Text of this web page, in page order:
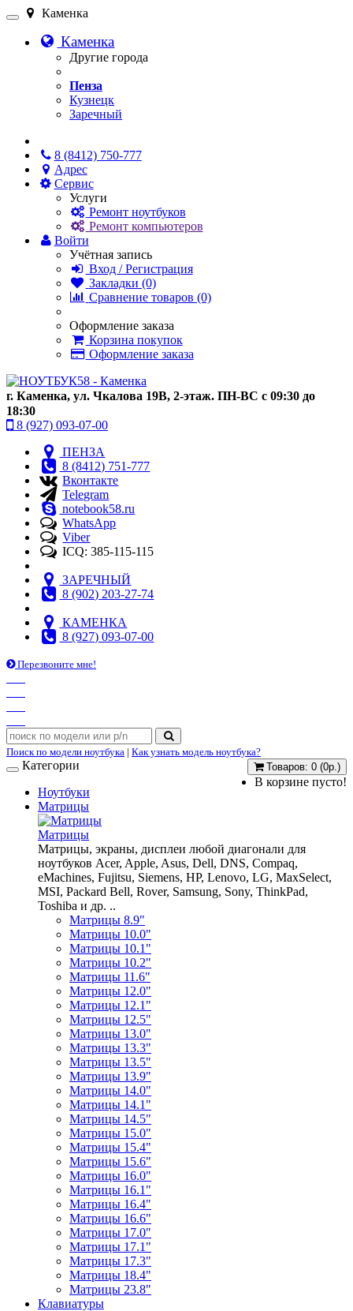
Каменка
Каменка
Другие города
Пенза
Кузнецк
Заречный
8 (8412) 750-777
Адрес
Сервис
Услуги
Ремонт ноутбуков
Ремонт компьютеров
Войти
Учётная запись
Вход / Регистрация
Закладки (0)
Сравнение товаров (0)
Оформление заказа
Корзина покупок
Оформление заказа
г. Каменка, ул. Чкалова 19В, 2-этаж. ПН-ВС с 09:30 до
18:30
8 (927) 093-07-00
ПЕНЗА
8 (8412) 751-777
Вконтакте
Telegram
notebook58.ru
WhatsApp
Viber
ICQ: 385-115-115
ЗАРЕЧНЫЙ
8 (902) 203-27-74
КАМЕНКА
8 (927) 093-07-00
Перезвоните мне!
Поиск по модели ноутбука | Как узнать модель ноутбука?
Товаров: 0 (0р.)
В корзине пусто!
Категории
Ноутбуки
Матрицы
Матрицы
Матрицы, экраны, дисплеи любой диагонали для
ноутбуков Acer, Apple, Asus, Dell, DNS, Compaq,
eMachines, Fujitsu, Siemens, HP, Lenovo, LG, MaxSelect,
MSI, Packard Bell, Rover, Samsung, Sony, ThinkPad,
Toshiba и др. ..
Матрицы 8.9"
Матрицы 10.0"
Матрицы 10.1"
Матрицы 10.2"
Матрицы 11.6"
Матрицы 12.0"
Матрицы 12.1"
Матрицы 12.5"
Матрицы 13.0"
Матрицы 13.3"
Матрицы 13.5"
Матрицы 13.9"
Матрицы 14.0"
Матрицы 14.1"
Матрицы 14.5"
Матрицы 15.0"
Матрицы 15.4"
Матрицы 15.6"
Матрицы 16.0"
Матрицы 16.1"
Матрицы 16.4"
Матрицы 16.6"
Матрицы 17.0"
Матрицы 17.1"
Матрицы 17.3"
Матрицы 18.4"
Матрицы 23.8"
Клавиатуры